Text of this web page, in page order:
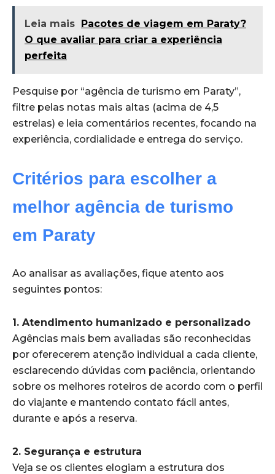
Leia mais Pacotes de viagem em Paraty?
O que avaliar para criar a experiência
perfeita
Pesquise por “agência de turismo em Paraty”,
filtre pelas notas mais altas (acima de 4,5
estrelas) e leia comentários recentes, focando na
experiência, cordialidade e entrega do serviço.
Critérios para escolher a
melhor agência de turismo
em Paraty
Ao analisar as avaliações, fique atento aos
seguintes pontos:
1. Atendimento humanizado e personalizado
Agências mais bem avaliadas são reconhecidas
por oferecerem atenção individual a cada cliente,
esclarecendo dúvidas com paciência, orientando
sobre os melhores roteiros de acordo com o perfil
do viajante e mantendo contato fácil antes,
durante e após a reserva.
2. Segurança e estrutura
Veja se os clientes elogiam a estrutura dos